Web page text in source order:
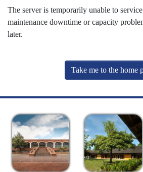
The server is temporarily unable to
maintenance downtime or capacity
later.
Take me to the home